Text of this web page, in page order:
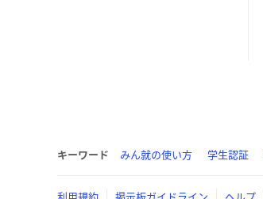
キーワード みん就の使い方 学生認証